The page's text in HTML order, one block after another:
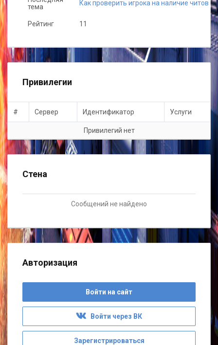
тема
Как проверить игрока на наличие читов
Рейтинг 11
Привилегии
# Сервер Идентификатор Услуги
Привилегий нет
Стена
Сообщений не найдено
Авторизация
Войти на сайт
Войти через ВК
Зарегистрироваться